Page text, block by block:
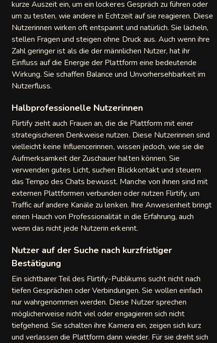
kurze Auszeit ein, um ein lockeres Gespräch zu führen oder
um zu testen, wie andere in Echtzeit auf sie reagieren. Diese
Nutzerinnen wirken oft entspannt und natürlich. Sie lächeln,
stellen Fragen und steigen ohne Druck aus. Auch wenn ihre
Zahl geringer ist als die der männlichen Nutzer, hat ihr
Einfluss auf die Energie der Plattform eine bedeutende
Wirkung. Sie schaffen Balance und Unvorhersehbarkeit im
Nutzerfluss.
Halbprofessionelle Nutzerinnen
Flirtify zieht auch Frauen an, die die Plattform mit einer
strategischeren Denkweise nutzen. Diese Nutzerinnen sind
vielleicht keine Influencerinnen, wissen jedoch, wie sie die
Aufmerksamkeit der Zuschauer halten können. Sie
verwenden gutes Licht, suchen Blickkontakt und steuern
das Tempo des Chats bewusst. Manche von ihnen sind mit
externen Plattformen verbunden oder nutzen Flirtify, um
Traffic auf andere Kanäle zu lenken. Ihre Anwesenheit bringt
einen Hauch von Professionalität in die Erfahrung, auch
wenn das nicht jede Nutzerin erkennt.
Nutzer auf der Suche nach kurzfristiger
Bestätigung
Ein sichtbarer Teil des Flirtify-Publikums sucht nicht nach
tiefen Gesprächen oder Verbindungen. Sie wollen einfach
nur wahrgenommen werden. Diese Nutzer sprechen
möglicherweise nicht viel oder engagieren sich nicht
tiefgehend. Sie schalten ihre Kamera ein, zeigen sich kurz
und verlassen die Plattform dann wieder. Für sie dreht sich